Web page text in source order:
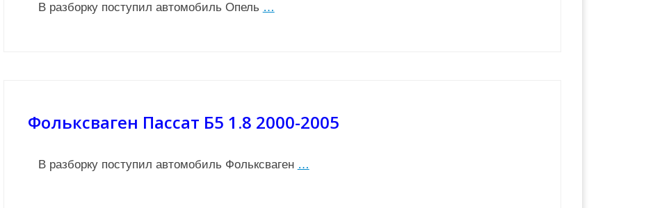
В разборку поступил автомобиль Опель …
Фольксваген Пассат Б5 1.8 2000-2005
В разборку поступил автомобиль Фольксваген …